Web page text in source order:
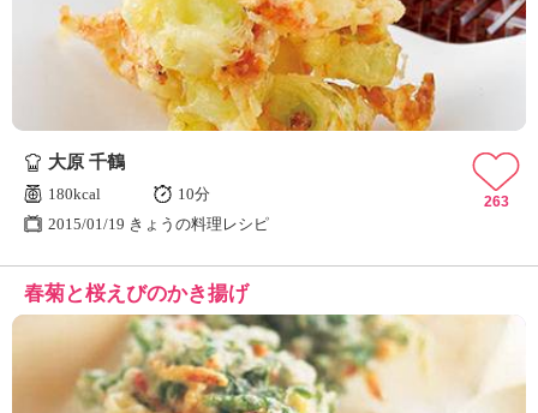
大原 千鶴
180kcal
10分
2015/01/19 きょうの料理レシピ
263
春菊と桜えびのかき揚げ